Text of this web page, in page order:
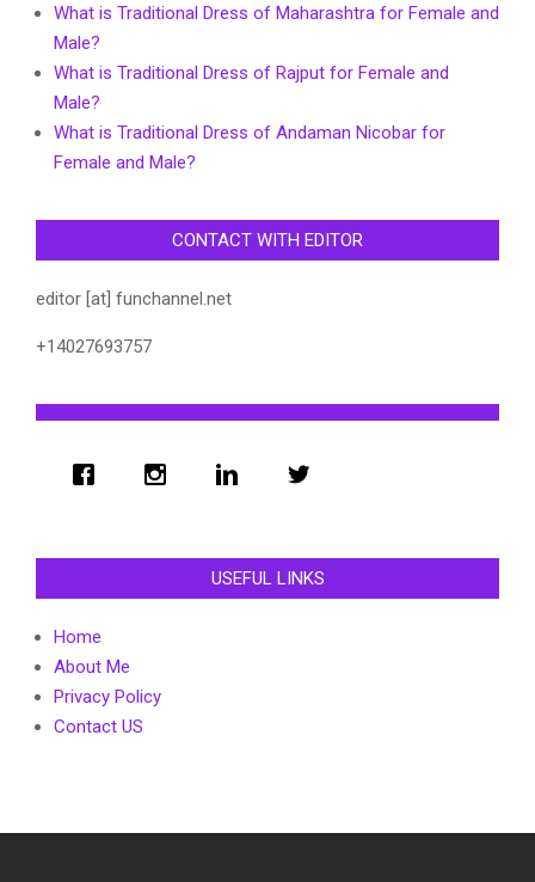
What is Traditional Dress of Maharashtra for Female and
Male?
What is Traditional Dress of Rajput for Female and
Male?
What is Traditional Dress of Andaman Nicobar for
Female and Male?
CONTACT WITH EDITOR
editor [at] funchannel.net
+14027693757
USEFUL LINKS
Home
About Me
Privacy Policy
Contact US